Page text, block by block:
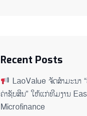
Recent Posts
LaoValue ຈັດສຳມະນາ
ຄ່າຊັບສິນ” ໃຫ້ແກ່ທີມງານ
Microfinance